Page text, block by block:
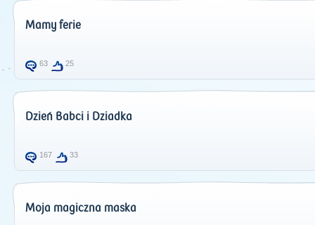
Mamy ferie
63 25
Dzień Babci i Dziadka
167 33
Moja magiczna maska